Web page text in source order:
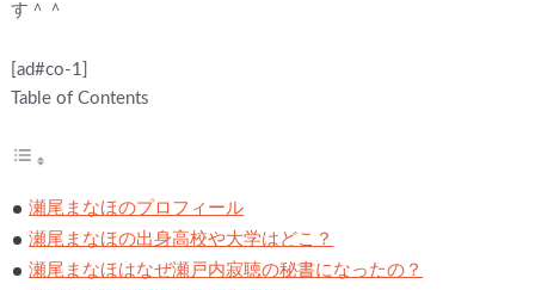
す＾＾
[ad#co-1]
Table of Contents
瀬尾まなほのプロフィール
瀬尾まなほの出身高校や大学はどこ？
瀬尾まなほはなぜ瀬戸内寂聴の秘書になったの？